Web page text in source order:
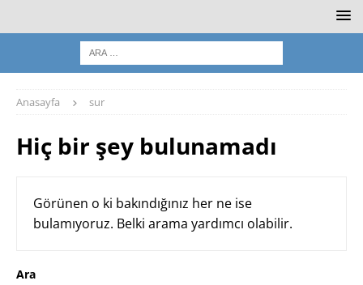
Anasayfa sur
Hiç bir şey bulunamadı
Görünen o ki bakındığınız her ne ise
bulamıyoruz. Belki arama yardımcı olabilir.
Ara